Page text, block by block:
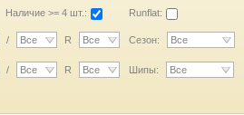
Наличие >= 4 шт.: Runflat:
/ Все R Все Сезон: Все
/ Все R Все Шипы: Все